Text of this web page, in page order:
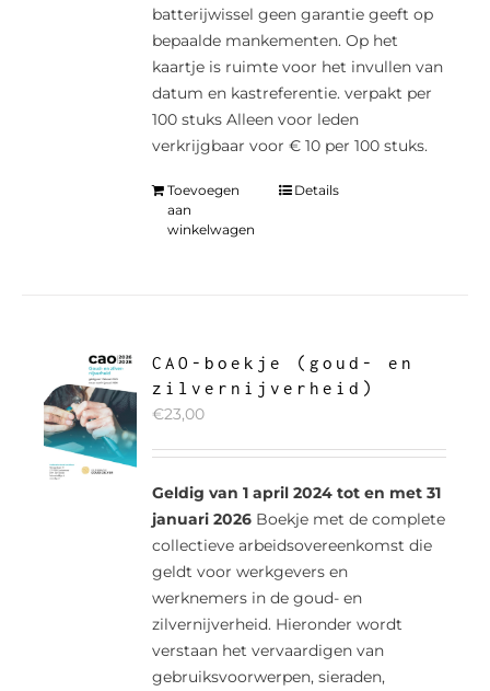
batterijwissel geen garantie geeft op
bepaalde mankementen. Op het
kaartje is ruimte voor het invullen van
datum en kastreferentie. verpakt per
100 stuks Alleen voor leden
verkrijgbaar voor € 10 per 100 stuks.
Toevoegen
aan
winkelwagen
Details
CAO-boekje (goud- en
zilvernijverheid)
€23,00
Geldig van 1 april 2024 tot en met 31
januari 2026 Boekje met de complete
collectieve arbeidsovereenkomst die
geldt voor werkgevers en
werknemers in de goud- en
zilvernijverheid. Hieronder wordt
verstaan het vervaardigen van
gebruiksvoorwerpen, sieraden,